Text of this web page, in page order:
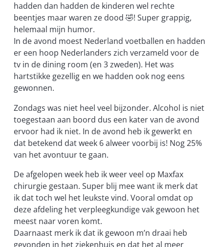
hadden dan hadden de kinderen wel rechte
beentjes maar waren ze dood 🤣! Super grappig,
helemaal mijn humor.
In de avond moest Nederland voetballen en hadden
er een hoop Nederlanders zich verzameld voor de
tv in de dining room (en 3 zweden). Het was
hartstikke gezellig en we hadden ook nog eens
gewonnen.
Zondags was niet heel veel bijzonder. Alcohol is niet
toegestaan aan boord dus een kater van de avond
ervoor had ik niet. In de avond heb ik gewerkt en
dat betekend dat week 6 alweer voorbij is! Nog 25%
van het avontuur te gaan.
De afgelopen week heb ik weer veel op Maxfax
chirurgie gestaan. Super blij mee want ik merk dat
ik dat toch wel het leukste vind. Vooral omdat op
deze afdeling het verpleegkundige vak gewoon het
meest naar voren komt.
Daarnaast merk ik dat ik gewoon m’n draai heb
gevonden in het ziekenhuis en dat het al meer